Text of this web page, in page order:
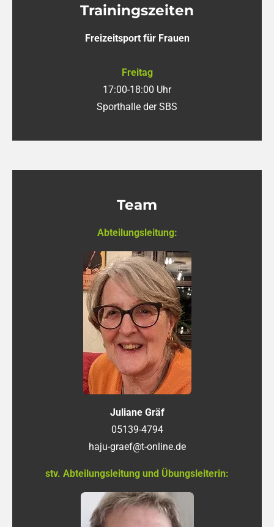
Trainingszeiten
Freizeitsport für Frauen
Freitag
17:00-18:00 Uhr
Sporthalle der SBS
Team
Abteilungsleitung:
Juliane Gräf
05139-4794
haju-graef@t-online.de
stv. Abteilungsleitung und Übungsleiterin: